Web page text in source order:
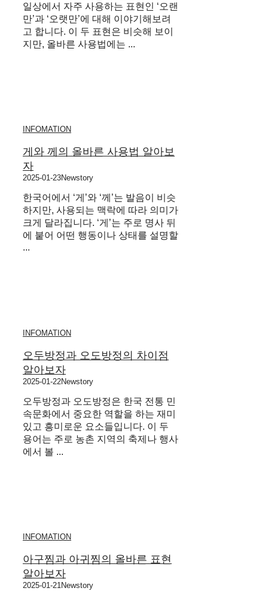
일상에서 자주 사용하는 표현인 ‘오랜
만’과 ‘오랫만’에 대해 이야기해보려
고 합니다. 이 두 표현은 비슷해 보이
지만, 올바른 사용법에는 ...
INFOMATION
게와 께의 올바른 사용법 알아보
자
2025-01-23Newstory
한국어에서 ‘게’와 ‘께’는 발음이 비슷
하지만, 사용되는 맥락에 따라 의미가
크게 달라집니다. ‘게’는 주로 명사 뒤
에 붙어 어떤 행동이나 상태를 설명할
...
INFOMATION
오두방정과 오도방정의 차이점
알아보자
2025-01-22Newstory
오두방정과 오도방정은 한국 전통 민
속문화에서 중요한 역할을 하는 재미
있고 흥미로운 요소들입니다. 이 두
용어는 주로 농촌 지역의 축제나 행사
에서 볼 ...
INFOMATION
아구찜과 아귀찜의 올바른 표현
알아보자
2025-01-21Newstory